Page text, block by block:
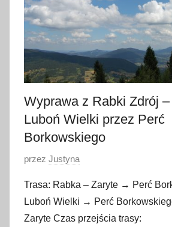
p
a
d
2
9
Wyprawa z Rabki Zdrój
Luboń Wielki przez Perć
Borkowskiego
O
u
b
l
przez Justyna
Trasa: Rabka – Zaryte → Perć
Luboń Wielki → Perć
Zaryte Czas przejścia trasy: